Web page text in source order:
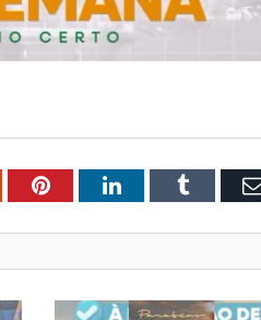
PinterestLinkedInTumblr